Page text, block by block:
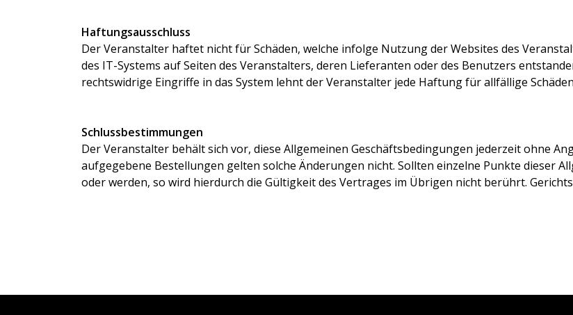
Haftungsausschluss
Der Veranstalter haftet nicht für Schäden, welche infolge Nutzung der Websites des
des IT-Systems auf Seiten des Veranstalters, deren Lieferanten oder des Benutzers
rechtswidrige Eingriffe in das System lehnt der Veranstalter jede Haftung für allfällige
Schlussbestimmungen
Der Veranstalter behält sich vor, diese Allgemeinen Geschäftsbedingungen jederzeit ohne
aufgegebene Bestellungen gelten solche Änderungen nicht. Sollten einzelne Punkte dieser
oder werden, so wird hierdurch die Gültigkeit des Vertrages im Übrigen nicht berührt.